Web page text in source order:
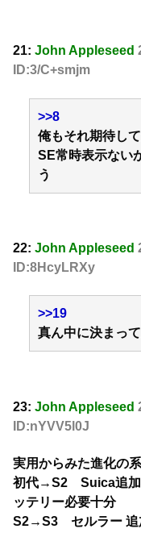
21: John Appleseed
ID:3/C+smjm
>>8
俺もそれ期待し
SE常時表示ない
う
22: John Appleseed
ID:8HcyLRXy
>>19
真ん中に決まって
23: John Appleseed
ID:nYVV5l0J
実用からみた進化の
初代→S2 Suica追加
ッテリー必要十分
S2→S3 セルラー 追